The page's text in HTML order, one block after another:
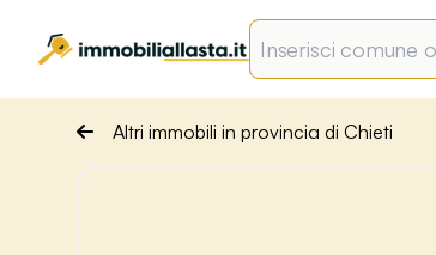
Altri immobili in provincia di Chieti